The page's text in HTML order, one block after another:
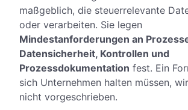
maßgeblich, die steuerrelevante
oder verarbeiten. Sie legen
Mindestanforderungen an
Datensicherheit, Kontrollen und
Prozessdokumentation fest. Ein
sich Unternehmen halten müssen,
nicht vorgeschrieben.